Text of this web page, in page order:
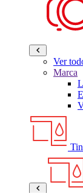
Ver
Marca